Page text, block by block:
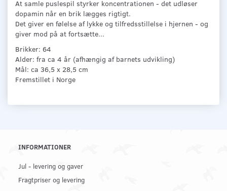
At samle puslespil styrker koncentrationen - det udløser
dopamin når en brik lægges rigtigt.
Det giver en følelse af lykke og tilfredsstillelse i hjernen - og
giver mod på at fortsætte...
Brikker: 64
Alder: fra ca 4 år (afhængig af barnets udvikling)
Mål: ca 36,5 x 28,5 cm
Fremstillet i Norge
INFORMATIONER
Jul - levering og gaver
Fragtpriser og levering